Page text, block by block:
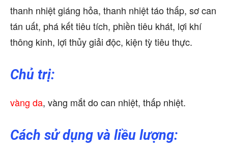
thanh nhiệt giáng hỏa, thanh nhiệt táo thấp, sơ can
tán uất, phá kết tiêu tích, phiền tiêu khát, lợi khí
thông kinh, lợi thủy giải độc, kiện tỳ tiêu thực.
Chủ trị:
vàng da, vàng mắt do can nhiệt, thấp nhiệt.
Cách sử dụng và liều lượng: